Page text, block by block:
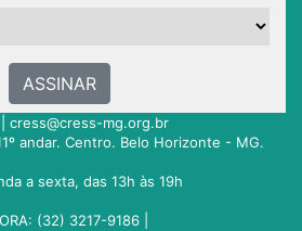
ASSINAR
cress@cress-mg.org.br
andar. Centro. Belo Horizonte - MG.
a sexta, das 13h às 19h
(32) 3217-9186 |